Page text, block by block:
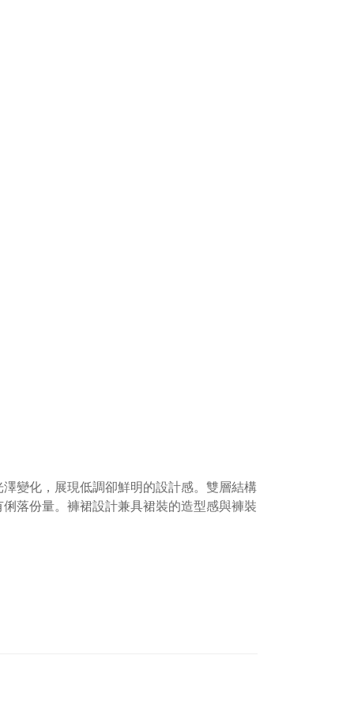
變化，展現低調卻鮮明的設計感。雙層結構
落份量。褲裙設計兼具裙裝的造型感與褲裝